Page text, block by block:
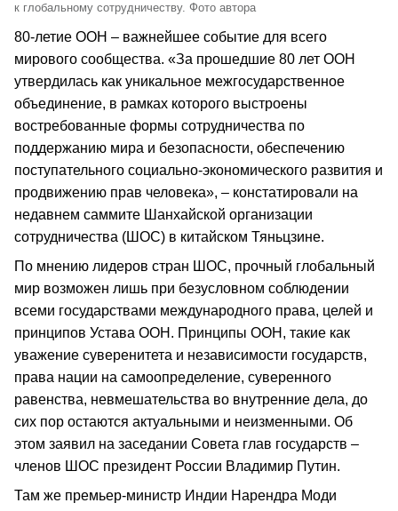
к глобальному сотрудничеству. Фото автора
80-летие ООН – важнейшее событие для всего
мирового сообщества. «За прошедшие 80 лет ООН
утвердилась как уникальное межгосударственное
объединение, в рамках которого выстроены
востребованные формы сотрудничества по
поддержанию мира и безопасности, обеспечению
поступательного социально-экономического развития и
продвижению прав человека», – констатировали на
недавнем саммите Шанхайской организации
сотрудничества (ШОС) в китайском Тяньцзине.
По мнению лидеров стран ШОС, прочный глобальный
мир возможен лишь при безусловном соблюдении
всеми государствами международного права, целей и
принципов Устава ООН. Принципы ООН, такие как
уважение суверенитета и независимости государств,
права нации на самоопределение, суверенного
равенства, невмешательства во внутренние дела, до
сих пор остаются актуальными и неизменными. Об
этом заявил на заседании Совета глав государств –
членов ШОС президент России Владимир Путин.
Там же премьер-министр Индии Нарендра Моди